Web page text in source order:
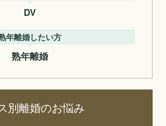
DV
年離婚したい方
熟年離婚
別離婚のお悩み